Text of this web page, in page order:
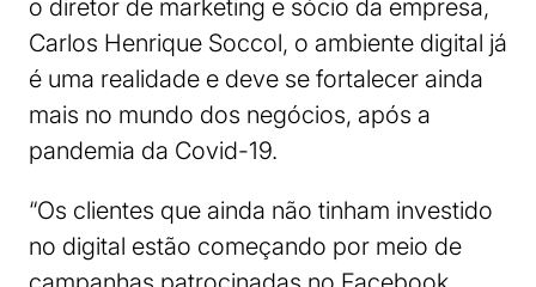
o diretor de marketing e sócio da empresa,
Carlos Henrique Soccol, o ambiente digital já
é uma realidade e deve se fortalecer ainda
mais no mundo dos negócios, após a
pandemia da Covid-19.
“Os clientes que ainda não tinham investido
no digital estão começando por meio de